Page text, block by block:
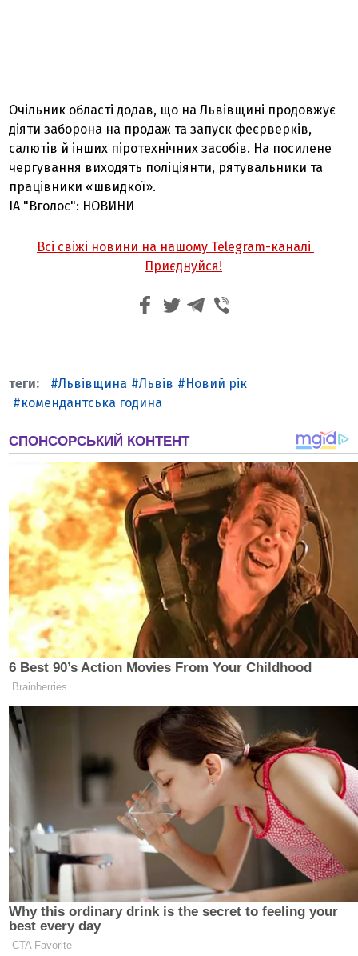
Очільник області додав, що на Львівщині продовжує
діяти заборона на продаж та запуск феєрверків,
салютів й інших піротехнічних засобів. На посилене
чергування виходять поліціянти, рятувальники та
працівники «швидкої».
ІА "Вголос": НОВИНИ
Всі свіжі новини на нашому Telegram-каналі
Приєднуйся!
Львівщина Львів
Новий рік
комендантська година